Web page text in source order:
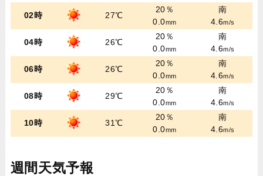
02時 27℃
20％
0.0mm
南
4.6m/s
04時 26℃
20％
0.0mm
南
4.6m/s
06時 26℃
20％
0.0mm
南
4.6m/s
08時 29℃
20％
0.0mm
南
4.6m/s
10時 31℃
20％
0.0mm
南
4.6m/s
週間天気予報